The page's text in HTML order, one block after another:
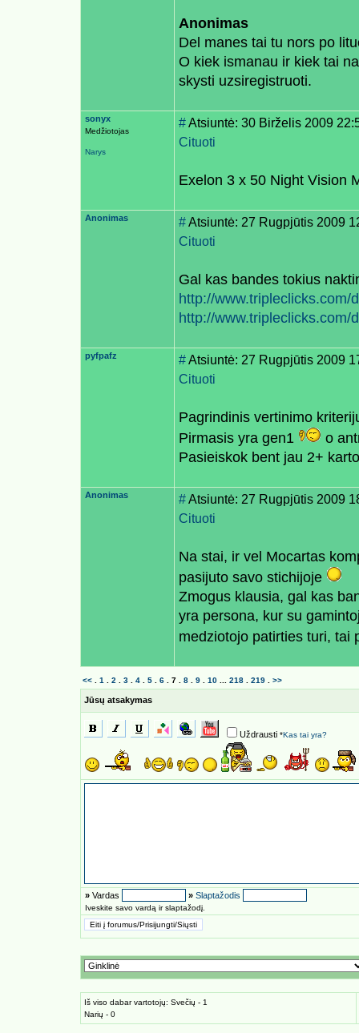
Anonimas
Del manes tai tu nors po
O kiek ismanau ir kiek tai
skysti uzsiregistruoti.
sonyx
Medžiotojas
Narys
#Atsiuntė: 30 Birželis 2009
Cituoti
Exelon 3 x 50 Night Vision
Anonimas #Atsiuntė: 27 Rugpjūtis 2009
Cituoti
Gal kas bandes tokius
http://
http://www.tripleclicks.com/
pyfpafz #Atsiuntė: 27 Rugpjūtis 2009
Cituoti
Pagrindinis vertinimo
Pirmasis yra gen1
o
Pasieiskok bent jau 2+
Anonimas #Atsiuntė: 27 Rugpjūtis 2009
Cituoti
Na stai, ir vel Mocartas
pasijuto savo stichijoje
Zmogus klausia, gal kas
yra persona, kur su
medziotojo patirties turi,
<< 1 2 3 4 5 6 7 8 9 10 218 219 >>
Jūsų atsakymas
Uždrausti *Kas tai yra?
» Vardas » Slaptažodis
Iveskite savo vardą ir slaptažodį.
Iš viso dabar vartotojų: Svečių - 1
Narių - 0